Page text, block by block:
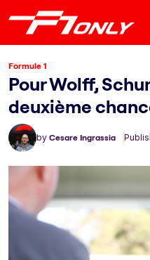
Formule 1
Pour Wolff,
deuxième
by Cesare Ingrassia